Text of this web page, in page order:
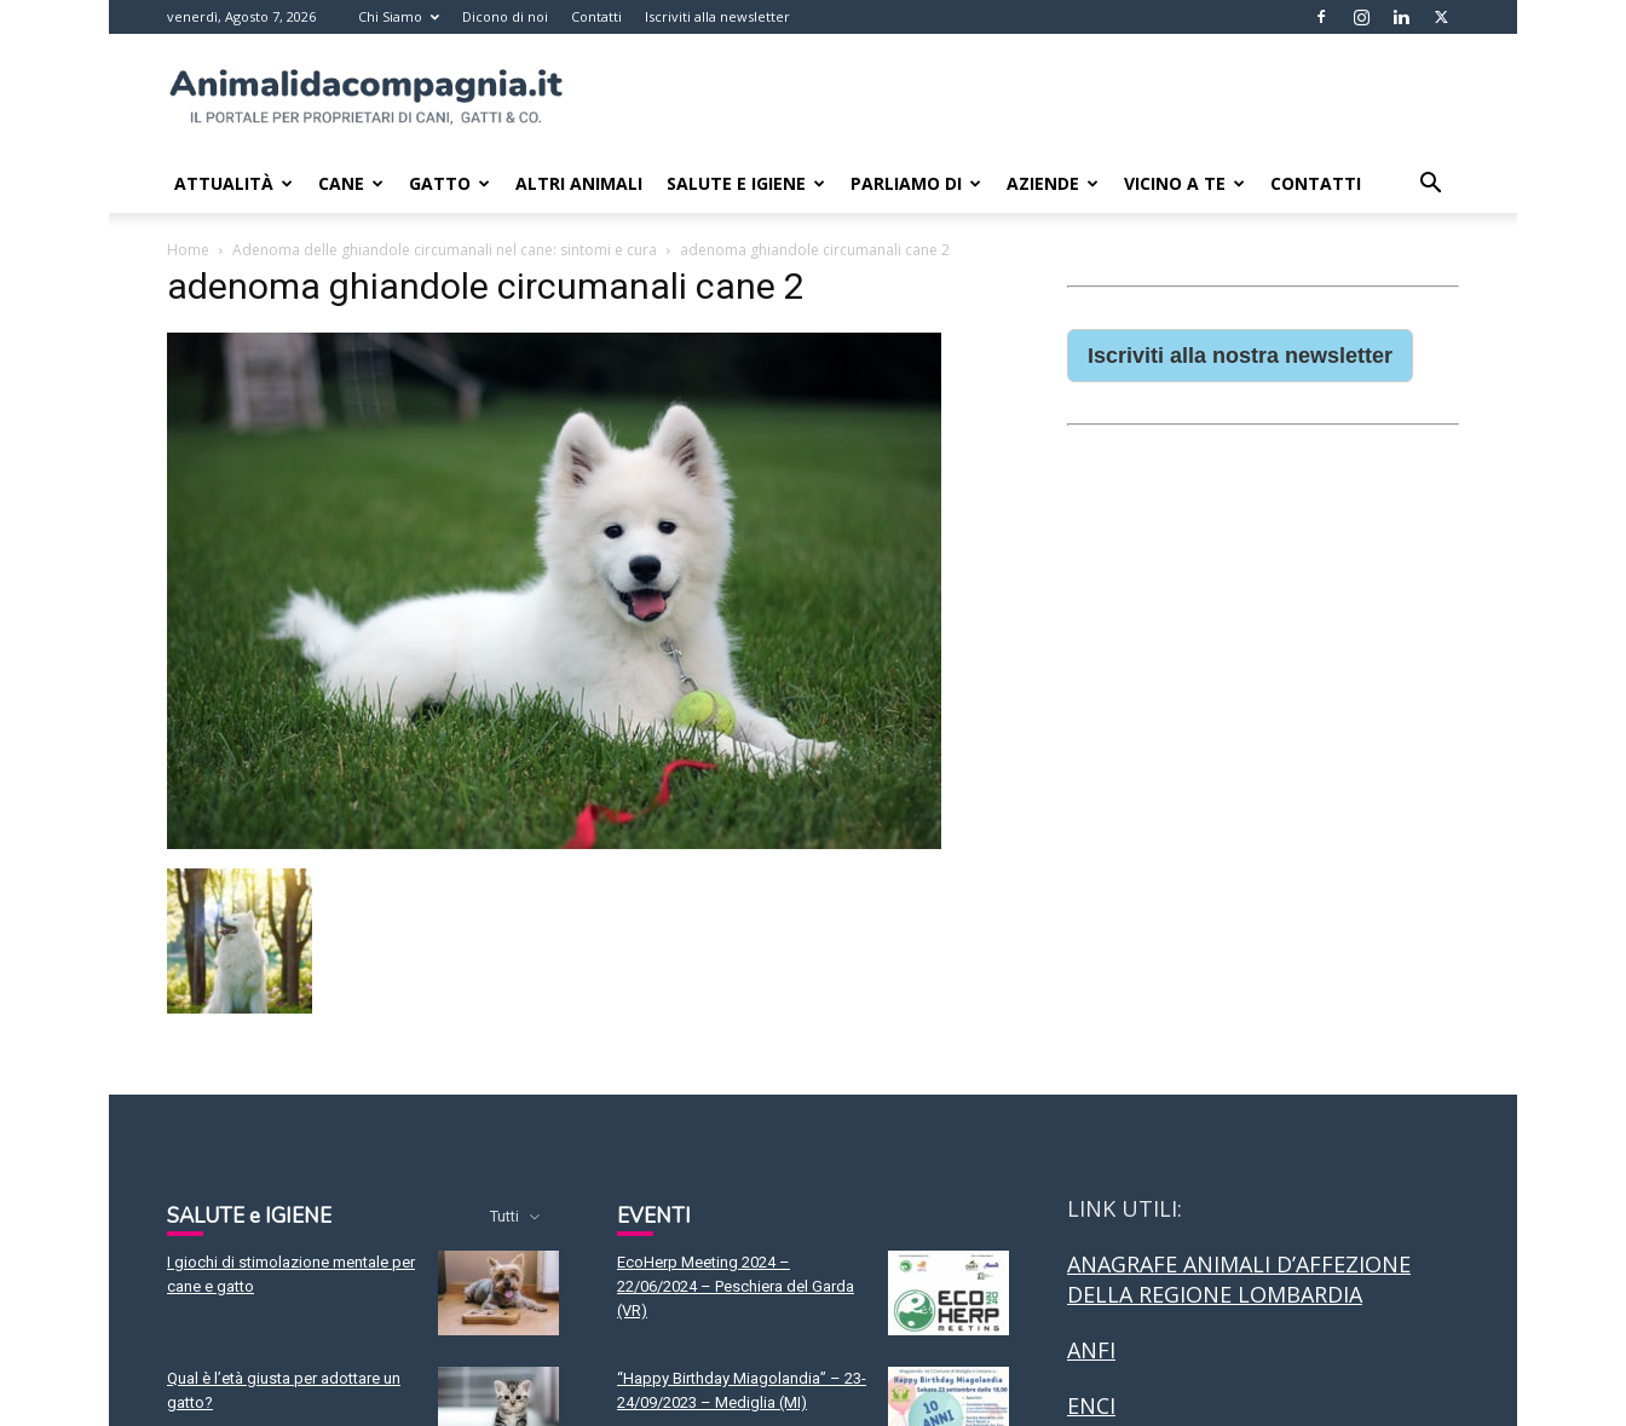
venerdì, Agosto 7, 2026 Chi Siamo Dicono di noi Contatti Iscriviti alla newsletter
da
compagnia
Il
i
proprietari
di
pet
ATTUALITÀ CANE GATTO ALTRI ANIMALI SALUTE E IGIENE PARLIAMO DI AZIENDE VICINO A TE CONTATTI
Home Adenoma delle ghiandole circumanali nel cane: sintomi e cura adenoma ghiandole circumanali cane 2
adenoma ghiandole circumanali cane 2
Iscriviti alla nostra newsletter
SALUTE e IGIENE Tutti
I giochi di stimolazione mentale per
cane e gatto
Qual è l’età giusta per adottare un
gatto?
EVENTI
EcoHerp Meeting 2024 –
22/06/2024 – Peschiera del Garda
(VR)
“Happy Birthday Miagolandia” – 23-
24/09/2023 – Mediglia (MI)
LINK UTILI:
ANAGRAFE ANIMALI D’AFFEZIONE
DELLA REGIONE LOMBARDIA
ANFI
ENCI